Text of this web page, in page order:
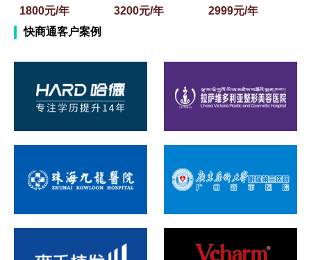
1800元/年
3200元/年
2999元/年
快商通客户案例